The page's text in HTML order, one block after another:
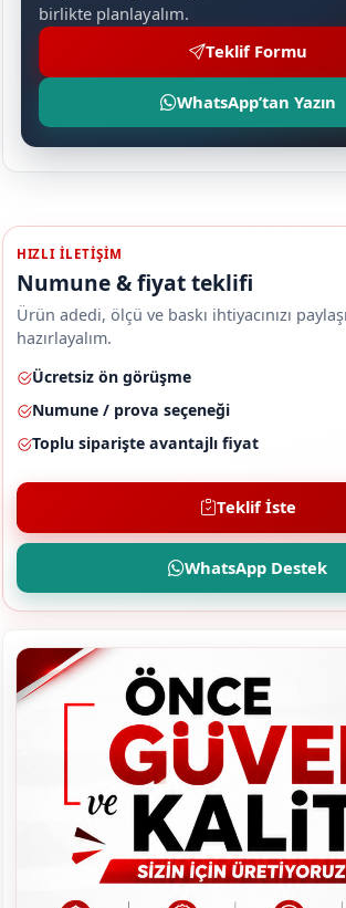
birlikte planlayalım.
Teklif Formu
WhatsApp’tan Yazın
HIZLI ILETIŞIM
Numune & fiyat teklifi
Ürün adedi, ölçü ve baskı ihtiyacınızı
hazırlayalım.
Ücretsiz ön görüşme
Numune / prova seçeneği
Toplu siparişte avantajlı fiyat
Teklif İste
WhatsApp Destek